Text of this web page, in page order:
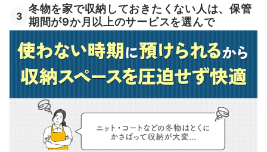
3
冬物を家で収納しておきたくない人は、保管
期間が9か月以上のサービスを選んで